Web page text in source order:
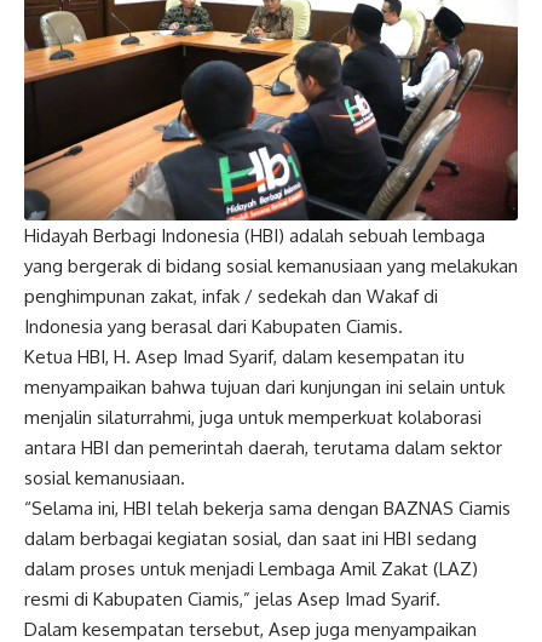
Hidayah Berbagi Indonesia (HBI) adalah sebuah lembaga
yang bergerak di bidang sosial kemanusiaan yang melakukan
penghimpunan zakat, infak / sedekah dan Wakaf di
Indonesia yang berasal dari Kabupaten Ciamis.
Ketua HBI, H. Asep Imad Syarif, dalam kesempatan itu
menyampaikan bahwa tujuan dari kunjungan ini selain untuk
menjalin silaturrahmi, juga untuk memperkuat kolaborasi
antara HBI dan pemerintah daerah, terutama dalam sektor
sosial kemanusiaan.
“Selama ini, HBI telah bekerja sama dengan BAZNAS Ciamis
dalam berbagai kegiatan sosial, dan saat ini HBI sedang
dalam proses untuk menjadi Lembaga Amil Zakat (LAZ)
resmi di Kabupaten Ciamis,” jelas Asep Imad Syarif.
Dalam kesempatan tersebut, Asep juga menyampaikan